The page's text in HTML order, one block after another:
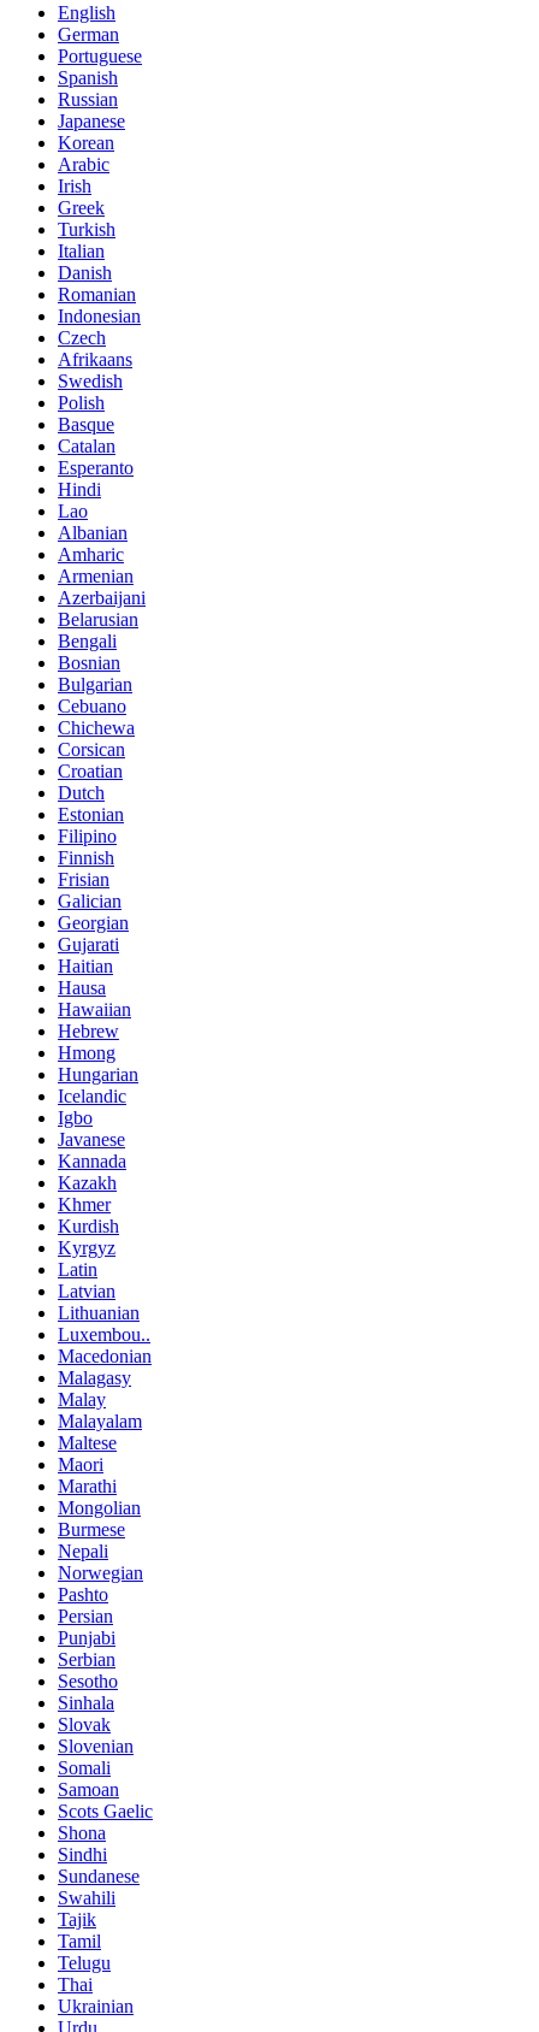
English
German
Portuguese
Spanish
Russian
Japanese
Korean
Arabic
Irish
Greek
Turkish
Italian
Danish
Romanian
Indonesian
Czech
Afrikaans
Swedish
Polish
Basque
Catalan
Esperanto
Hindi
Lao
Albanian
Amharic
Armenian
Azerbaijani
Belarusian
Bengali
Bosnian
Bulgarian
Cebuano
Chichewa
Corsican
Croatian
Dutch
Estonian
Filipino
Finnish
Frisian
Galician
Georgian
Gujarati
Haitian
Hausa
Hawaiian
Hebrew
Hmong
Hungarian
Icelandic
Igbo
Javanese
Kannada
Kazakh
Khmer
Kurdish
Kyrgyz
Latin
Latvian
Lithuanian
Luxembou..
Macedonian
Malagasy
Malay
Malayalam
Maltese
Maori
Marathi
Mongolian
Burmese
Nepali
Norwegian
Pashto
Persian
Punjabi
Serbian
Sesotho
Sinhala
Slovak
Slovenian
Somali
Samoan
Scots Gaelic
Shona
Sindhi
Sundanese
Swahili
Tajik
Tamil
Telugu
Thai
Ukrainian
Urdu